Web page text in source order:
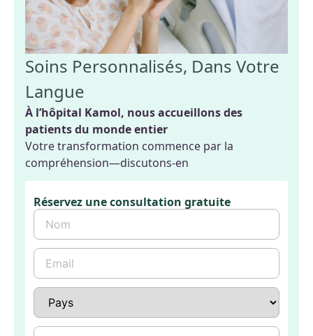
Soins Personnalisés, Dans Votre
Langue
À l’hôpital Kamol, nous accueillons des
patients du monde entier
Votre transformation commence par la
compréhension—discutons-en
Réservez une consultation gratuite